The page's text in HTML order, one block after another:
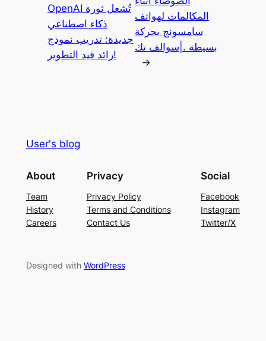
OpenAI تُشعل ثورة
ذكاء اصطناعي
جديدة: تدريب نموذج
رائد قيد التطوير!
المكالمات لهواتف
سامسونج بحركة
بسيطة .|سوالف تك
→
User's blog
About
Team
History
Careers
Privacy
Privacy Policy
Terms and Conditions
Contact Us
Social
Facebook
Instagram
Twitter/X
Designed with WordPress